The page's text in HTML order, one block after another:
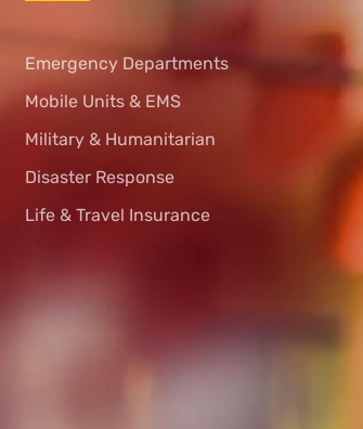
Emergency Departments
Mobile Units & EMS
Military & Humanitarian
Disaster Response
Life & Travel Insurance